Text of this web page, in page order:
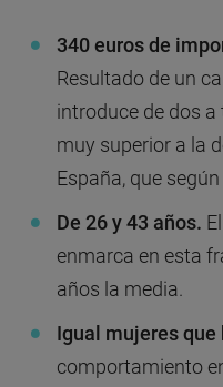
340 euros de
Resultado de un
introduce de dos
muy superior a la
España, que
De 26 y 43 años.
enmarca en esta
años la media.
Igual mujeres que
comportamiento